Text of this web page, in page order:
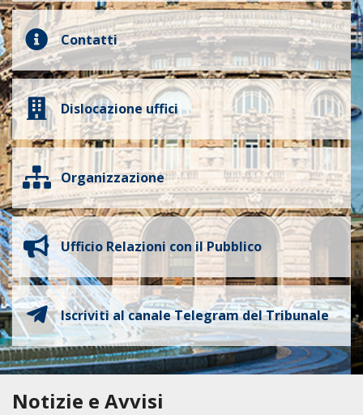
Contatti
Dislocazione uffici
Organizzazione
Ufficio Relazioni con il Pubblico
Iscriviti al canale Telegram del Tribunale
Notizie e Avvisi